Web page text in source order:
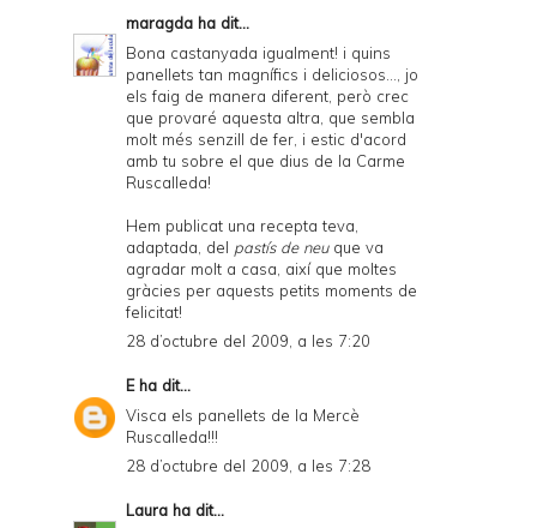
i
e
n
d
l
y
a
n
D
F
maragda ha dit...
Bona castanyada igualment! i quins
panellets tan magnífics i deliciosos..., jo
els faig de manera diferent, però crec
que provaré aquesta altra, que sembla
molt més senzill de fer, i estic d'acord
amb tu sobre el que dius de la Carme
Ruscalleda!
Hem publicat una recepta teva,
adaptada, del pastís de neuque va
agradar molt a casa, així que moltes
gràcies per aquests petits moments de
felicitat!
28 d’octubre del 2009, a les 7:20
Eha dit...
Visca els panellets de la Mercè
Ruscalleda!!!
28 d’octubre del 2009, a les 7:28
Laura ha dit...